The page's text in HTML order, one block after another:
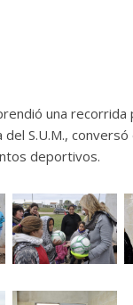
W
at
s
A
p
p
una recorrida
S.U.M.,
deportivos.